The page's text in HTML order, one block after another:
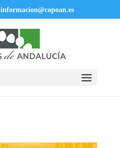
informacion@copoan.es